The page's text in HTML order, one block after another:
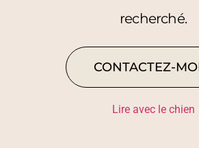
recherché.
CONTACTEZ-
Lire avec le chien